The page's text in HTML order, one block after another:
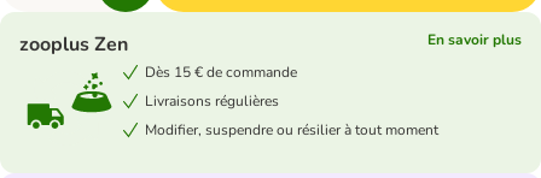
zooplus Zen
En savoir plus
Dès 15 € de commande
Livraisons régulières
Modifier, suspendre ou résilier à tout moment